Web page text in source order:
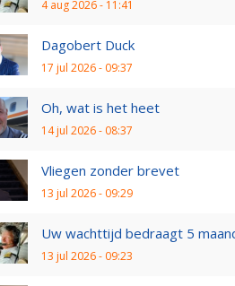
4 aug 2026 - 11:41
Dagobert Duck
17 jul 2026 - 09:37
Oh, wat is het heet
14 jul 2026 - 08:37
Vliegen zonder brevet
13 jul 2026 - 09:29
Uw wachttijd bedraagt 5
13 jul 2026 - 09:23